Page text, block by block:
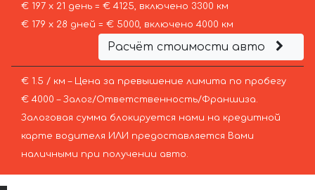
€ 197 х 21 день = € 4125, включено 3300 км
€ 179 х 28 дней = € 5000, включено 4000 км
Расчёт стоимости авто
€ 1.5 / км – Цена за превышение лимита по пробегу
€ 4000 – Залог/Ответственность/Франшиза.
Залоговая сумма блокируется нами на кредитной
карте водителя ИЛИ предоставляется Вами
наличными при получении авто.